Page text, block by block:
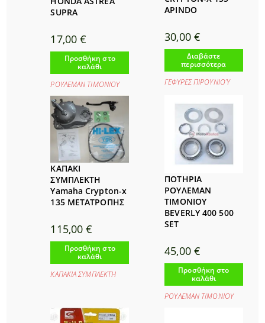
SUPRA
17,00€
Προσθήκη στο
καλάθι
ΡΟΥΛΕΜΑΝ ΤΙΜΟΝΙΟΥ
APINDO
30,00 €
Διαβάστε
περισσότερα
ΓΕΦΥΡΕΣ ΠΙΡΟΥΝΙΟΎ
ΚΑΠΑΚΙ
ΣΥΜΠΛΕΚΤΗ
Yamaha Crypton-x
135 ΜΕΤΑΤΡΟΠΗΣ
115,00€
Προσθήκη στο
καλάθι
ΚΑΠΑΚΙΑ ΣΥΜΠΛΕΚΤΗ
ΠΟΤΗΡΙΑ
ΡΟΥΛΕΜΑΝ
ΤΙΜΟΝΙΟΥ
BEVERLY 400 500
SET
45,00 €
Προσθήκη στο
καλάθι
ΡΟΥΛΕΜΑΝ ΤΙΜΟΝΙΟΥ